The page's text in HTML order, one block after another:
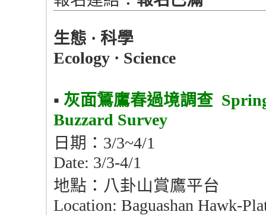
生態 · 科學
Ecology · Science
▪︎ 灰面鵟鷹春過境調查
Buzzard Survey
日期：3/3~4/1
Date: 3/3-4/1
地點：八卦山賞鷹平台
Location: Baguashan Hawk-